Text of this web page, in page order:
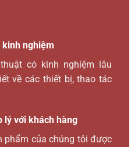
nghiệm
có kinh nghiệm lâu
về các thiết bị, thao tác
lý với khách hàng
phẩm của chúng tôi được